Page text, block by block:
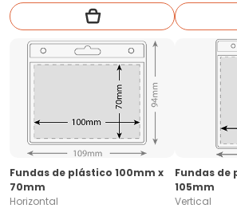
Fundas de plástico 100mm x
70mm
Horizontal
Fundas de
105mm
Vertical